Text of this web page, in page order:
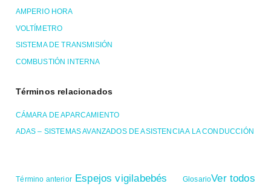
AMPERIO HORA
VOLTÍMETRO
SISTEMA DE TRANSMISIÓN
COMBUSTIÓN INTERNA
Términos relacionados
CÁMARA DE APARCAMIENTO
ADAS – SISTEMAS AVANZADOS DE ASISTENCIA A LA CONDUCCIÓN
Término anteriorEspejos vigilabebés GlosarioVer todos